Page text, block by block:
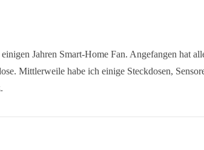
Jahren Smart-Home Fan. Angefangen hat
Mittlerweile habe ich einige Steckdosen,